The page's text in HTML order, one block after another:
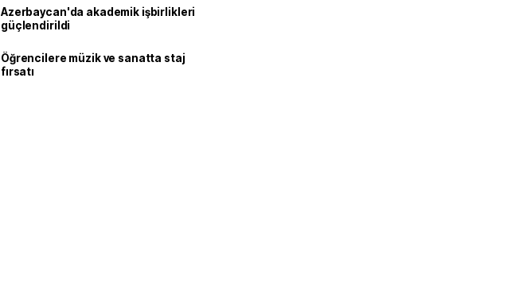
Azerbaycan'da akademik işbirlikleri
güçlendirildi
Öğrencilere müzik ve sanatta staj
fırsatı